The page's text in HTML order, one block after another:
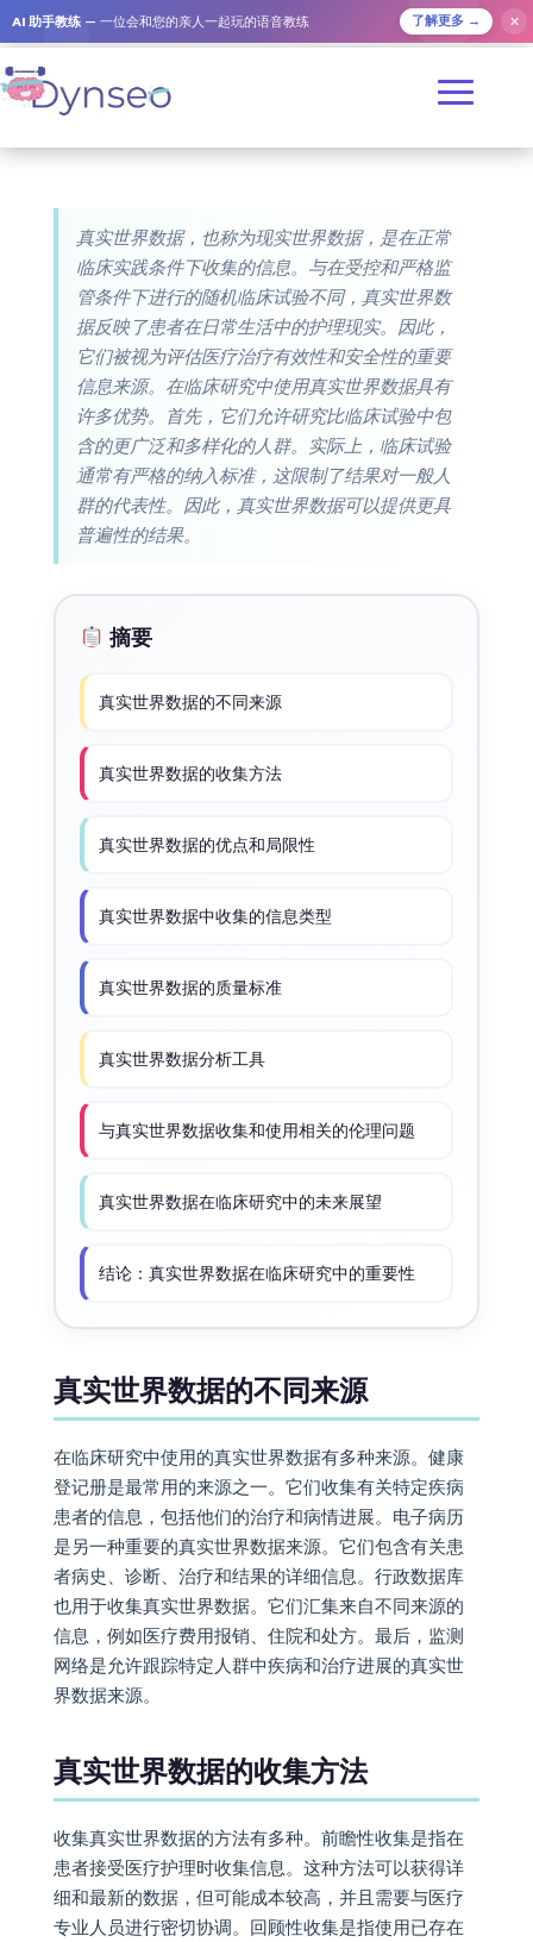
AI 助手教练 — 一位会和您的亲人一起玩的语音教练 了解更多 → ✕
真实世界数据，也称为现实世界数据，是在正常
临床实践条件下收集的信息。与在受控和严格监
管条件下进行的随机临床试验不同，真实世界数
据反映了患者在日常生活中的护理现实。因此，
它们被视为评估医疗治疗有效性和安全性的重要
信息来源。在临床研究中使用真实世界数据具有
许多优势。首先，它们允许研究比临床试验中包
含的更广泛和多样化的人群。实际上，临床试验
通常有严格的纳入标准，这限制了结果对一般人
群的代表性。因此，真实世界数据可以提供更具
普遍性的结果。
摘要
真实世界数据的不同来源
真实世界数据的收集方法
真实世界数据的优点和局限性
真实世界数据中收集的信息类型
真实世界数据的质量标准
真实世界数据分析工具
与真实世界数据收集和使用相关的伦理问题
真实世界数据在临床研究中的未来展望
结论：真实世界数据在临床研究中的重要性
真实世界数据的不同来源
在临床研究中使用的真实世界数据有多种来源。健康
登记册是最常用的来源之一。它们收集有关特定疾病
患者的信息，包括他们的治疗和病情进展。电子病历
是另一种重要的真实世界数据来源。它们包含有关患
者病史、诊断、治疗和结果的详细信息。行政数据库
也用于收集真实世界数据。它们汇集来自不同来源的
信息，例如医疗费用报销、住院和处方。最后，监测
网络是允许跟踪特定人群中疾病和治疗进展的真实世
界数据来源。
真实世界数据的收集方法
收集真实世界数据的方法有多种。前瞻性收集是指在
患者接受医疗护理时收集信息。这种方法可以获得详
细和最新的数据，但可能成本较高，并且需要与医疗
专业人员进行密切协调。回顾性收集是指使用已存在